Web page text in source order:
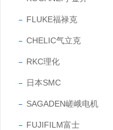
FLUKE福禄克
CHELIC气立克
RKC理化
日本SMC
SAGADEN嵯峨电机
FUJIFILM富士